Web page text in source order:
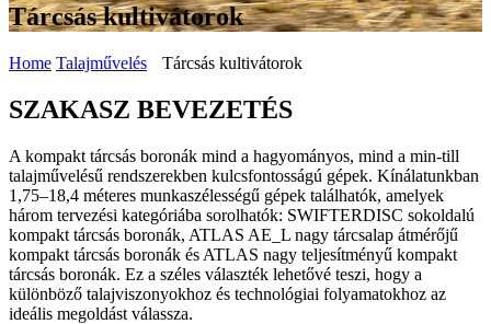
Tárcsás kultivátorok
Home Talajművelés Tárcsás kultivátorok
SZAKASZ BEVEZETÉS
A kompakt tárcsás boronák mind a hagyományos, mind a min-till
talajművelésű rendszerekben kulcsfontosságú gépek. Kínálatunkban
1,75–18,4 méteres munkaszélességű gépek találhatók, amelyek
három tervezési kategóriába sorolhatók: SWIFTERDISC sokoldalú
kompakt tárcsás boronák, ATLAS AE_L nagy tárcsalap átmérőjű
kompakt tárcsás boronák és ATLAS nagy teljesítményű kompakt
tárcsás boronák. Ez a széles választék lehetővé teszi, hogy a
különböző talajviszonyokhoz és technológiai folyamatokhoz az
ideális megoldást válassza.